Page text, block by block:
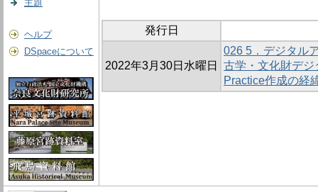
主題
ヘルプ
DSpaceについて
発行日
2022年3月30日水曜日
026 5．デジタル
古学・文化財デ
Practice作成の経